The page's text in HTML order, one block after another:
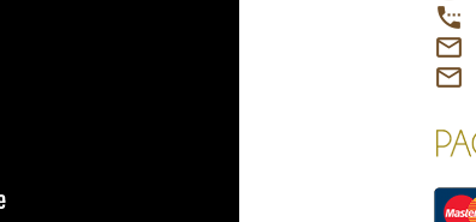
settings_phone
mail_outline
mail_outline